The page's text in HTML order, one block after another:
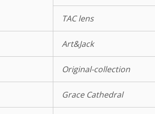
TAC lens
Art&Jack
Original-collection
Grace Cathedral